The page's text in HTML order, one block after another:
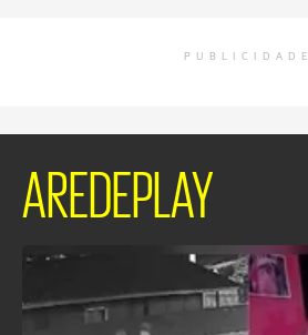
PUBLICIDADE
AREDEPLAY